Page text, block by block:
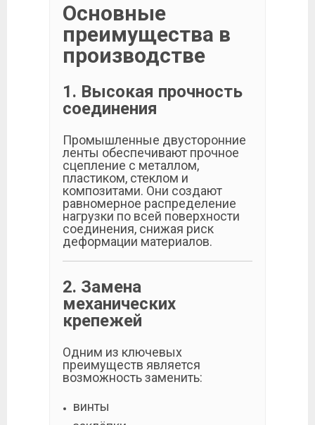
Основные
преимущества в
производстве
1. Высокая прочность
соединения
Промышленные двусторонние
ленты обеспечивают прочное
сцепление с металлом,
пластиком, стеклом и
композитами. Они создают
равномерное распределение
нагрузки по всей поверхности
соединения, снижая риск
деформации материалов.
2. Замена
механических
крепежей
Одним из ключевых
преимуществ является
возможность заменить:
винты